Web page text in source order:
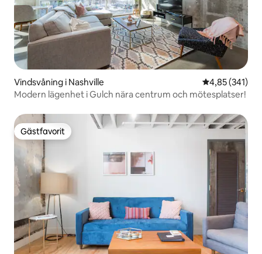
Vindsvåning i Nashville 4,85 av 5 i
4,85 (341)
Modern lägenhet i Gulch nära centrum och mötesplatser!
Gästfavorit
Gästfavorit